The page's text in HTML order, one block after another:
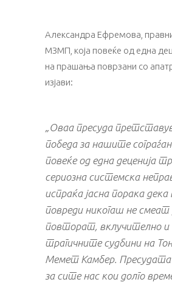
Александра Ефремова,
МЗМП, која повеќе од една
на прашања поврзани со
изјави:
„Оваа пресуда
победа за нашите
повеќе од една деценија
сериозна системска
испраќа јасна порака
повреди никогаш не смеат
повторат, вклучително и
трагичните судбини на
Мемет Камбер. Пресудата
за сите нас кои долго